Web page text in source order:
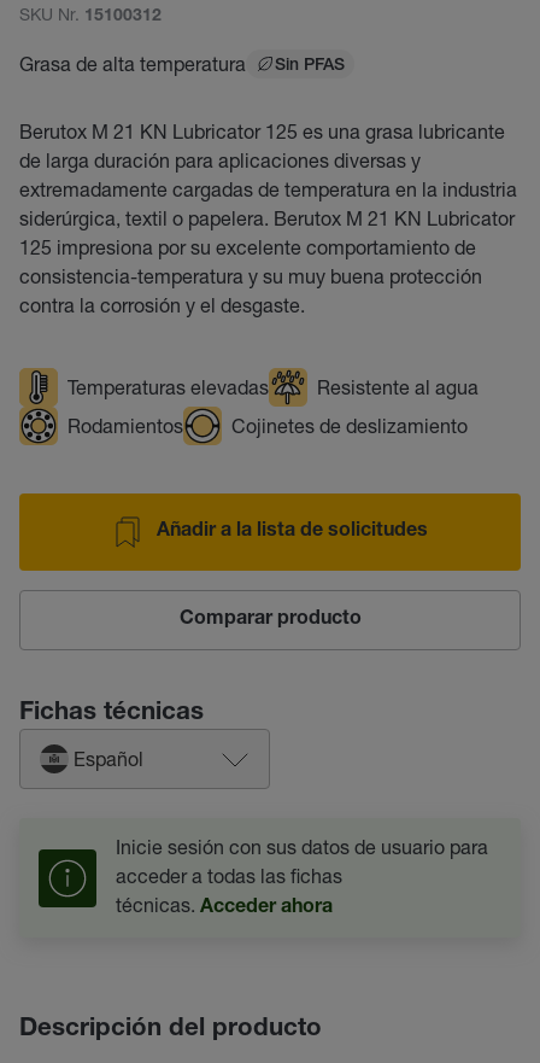
SKU Nr. 15100312
Grasa de alta temperatura Sin PFAS
Berutox M 21 KN Lubricator 125 es una grasa lubricante
de larga duración para aplicaciones diversas y
extremadamente cargadas de temperatura en la industria
siderúrgica, textil o papelera. Berutox M 21 KN Lubricator
125 impresiona por su excelente comportamiento de
consistencia-temperatura y su muy buena protección
contra la corrosión y el desgaste.
Temperaturas elevadas
Resistente al agua
Rodamientos
Cojinetes de deslizamiento
Añadir a la lista de solicitudes
Comparar producto
Fichas técnicas
Español
Inicie sesión con sus datos de usuario para
acceder a todas las fichas
técnicas. Acceder ahora
Descripción del producto